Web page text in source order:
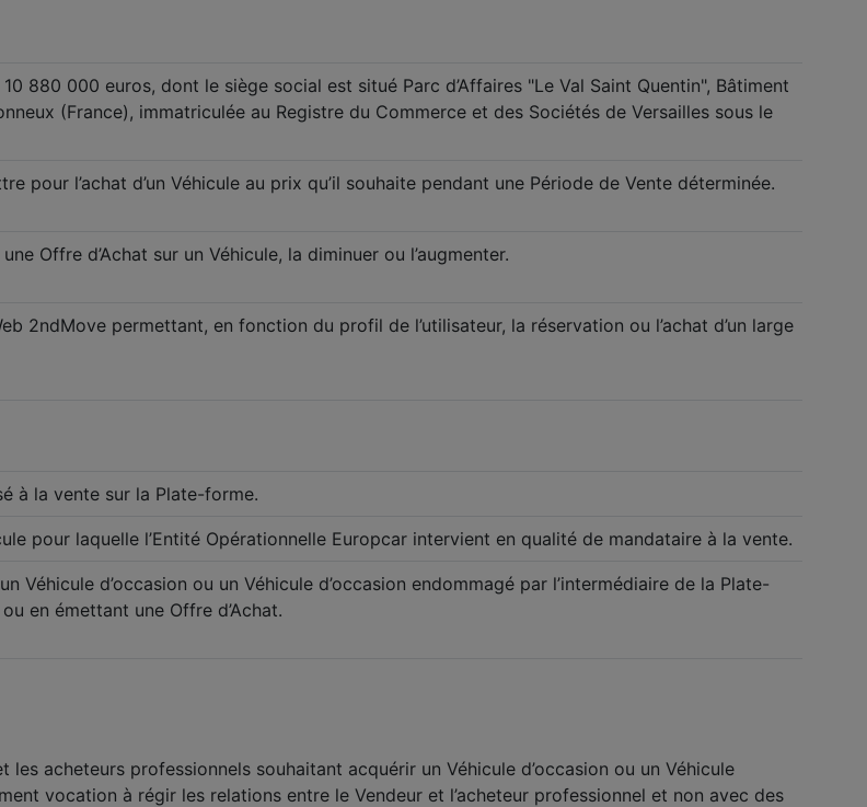
880 000 euros, dont le siège social est situé Parc d’Affaires "Le Val Saint Quentin", Bâtiment
(France), immatriculée au Registre du Commerce et des Sociétés de Versailles sous le
pour l’achat d’un Véhicule au prix qu’il souhaite pendant une Période de Vente déterminée.
Offre d’Achat sur un Véhicule, la diminuer ou l’augmenter.
2ndMove permettant, en fonction du profil de l’utilisateur, la réservation ou l’achat d’un large
à la vente sur la Plate-forme.
pour laquelle l’Entité Opérationnelle Europcar intervient en qualité de mandataire à la vente.
Véhicule d’occasion ou un Véhicule d’occasion endommagé par l’intermédiaire de la Plate-
en émettant une Offre d’Achat.
acheteurs professionnels souhaitant acquérir un Véhicule d’occasion ou un Véhicule
vocation à régir les relations entre le Vendeur et l’acheteur professionnel et non avec des